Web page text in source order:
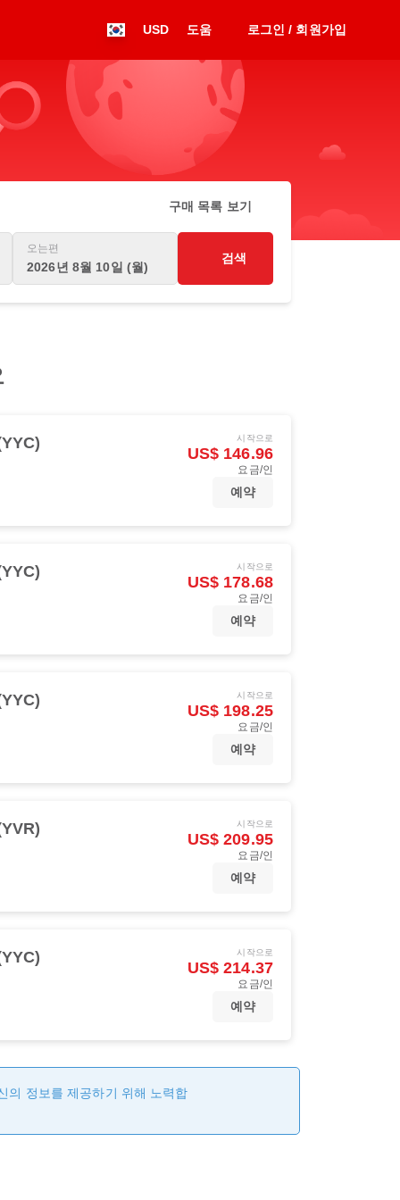
USD 도움 로그인 / 회원가입
구매 목록 보기
오는편
2026년 8월 10일 (월)
검색
시작으로
US$ 146.96
요금/인
예약
시작으로
US$ 178.68
요금/인
예약
시작으로
US$ 198.25
요금/인
예약
시작으로
US$ 209.95
요금/인
예약
시작으로
US$ 214.37
요금/인
예약
의 정보를 제공하기 위해 노력합